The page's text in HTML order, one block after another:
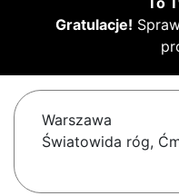
Gratulacje!
Warszawa
Światowida róg,